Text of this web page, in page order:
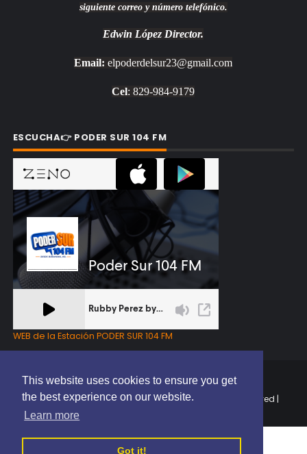
This website uses cookies to ensure you get
the best experience on our website.
Learn more
Got it!
siguiente correo y número telefónico.
Edwin López Director.
Email: elpoderdelsur23@gmail.com
Cel: 829-984-9179
ESCUCHA👉 PODER SUR 104 FM
WEB de la Estación PODER SUR 104 FM
Copyright © 2025 | EL PODER DEL SUR RD | All Rights Reserved |